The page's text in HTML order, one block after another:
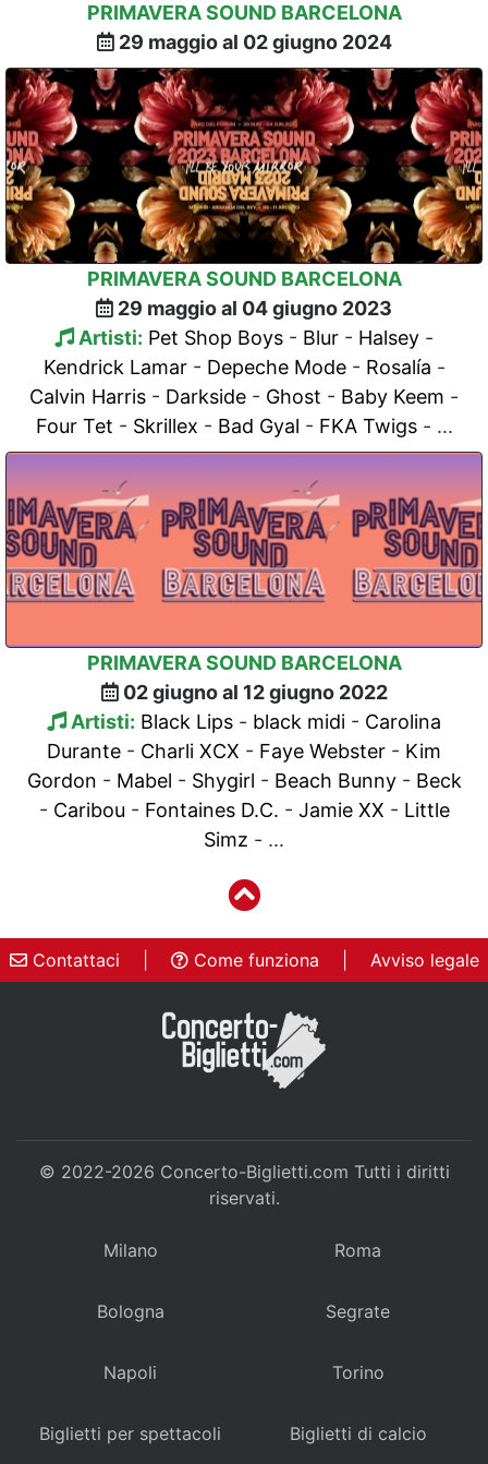
PRIMAVERA SOUND BARCELONA
29 maggio al 02 giugno 2024
PRIMAVERA SOUND BARCELONA
29 maggio al 04 giugno 2023
Artisti: Pet Shop Boys - Blur - Halsey -
Kendrick Lamar- Depeche Mode- Rosalía -
Calvin Harris - Darkside - Ghost - Baby Keem -
Four Tet - Skrillex - Bad Gyal - FKA Twigs- ...
PRIMAVERA SOUND BARCELONA
02 giugno al 12 giugno 2022
Artisti: Black Lips - black midi - Carolina
Durante - Charli XCX - Faye Webster - Kim
Gordon - Mabel - Shygirl - Beach Bunny- Beck
- Caribou - Fontaines D.C. - Jamie XX - Little
Simz - ...
Contattaci Come funziona Avviso legale
© 2022-2026 Concerto-Biglietti.com Tutti i diritti
riservati.
Milano Roma
Bologna Segrate
Napoli Torino
Biglietti per spettacoli Biglietti di calcio